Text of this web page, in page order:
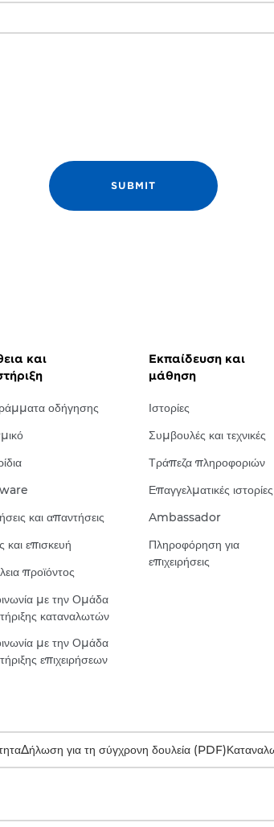
και
οδήγησης
και απαντήσεις
και επισκευή
προϊόντος
με την Ομάδα
καταναλωτών
με την Ομάδα
επιχειρήσεων
Εκπαίδευση και
μάθηση
Ιστορίες
Συμβουλές και τεχνικές
Τράπεζα πληροφοριών
Επαγγελματικές ιστορίες
Ambassador
Πληροφόρηση για
επιχειρήσεις
Δήλωση για τη σύγχρονη δουλεία (PDF)